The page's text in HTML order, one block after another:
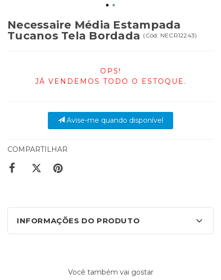
Necessaire Média Estampada
Tucanos Tela Bordada ( Cód. NECR12243)
OPS!
JÁ VENDEMOS TODO O ESTOQUE.
Avise-me quando disponível
COMPARTILHAR
INFORMAÇÕES DO PRODUTO
Você também vai gostar